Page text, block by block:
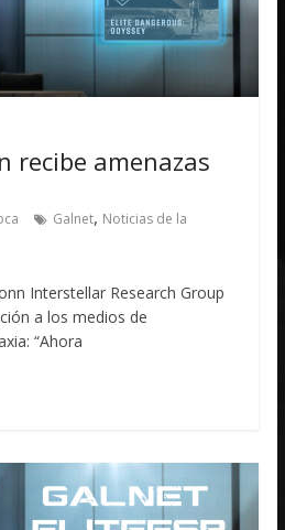
recibe amenazas
Galnet, Noticias de la
Interstellar Research Group
a los medios de
“Ahora